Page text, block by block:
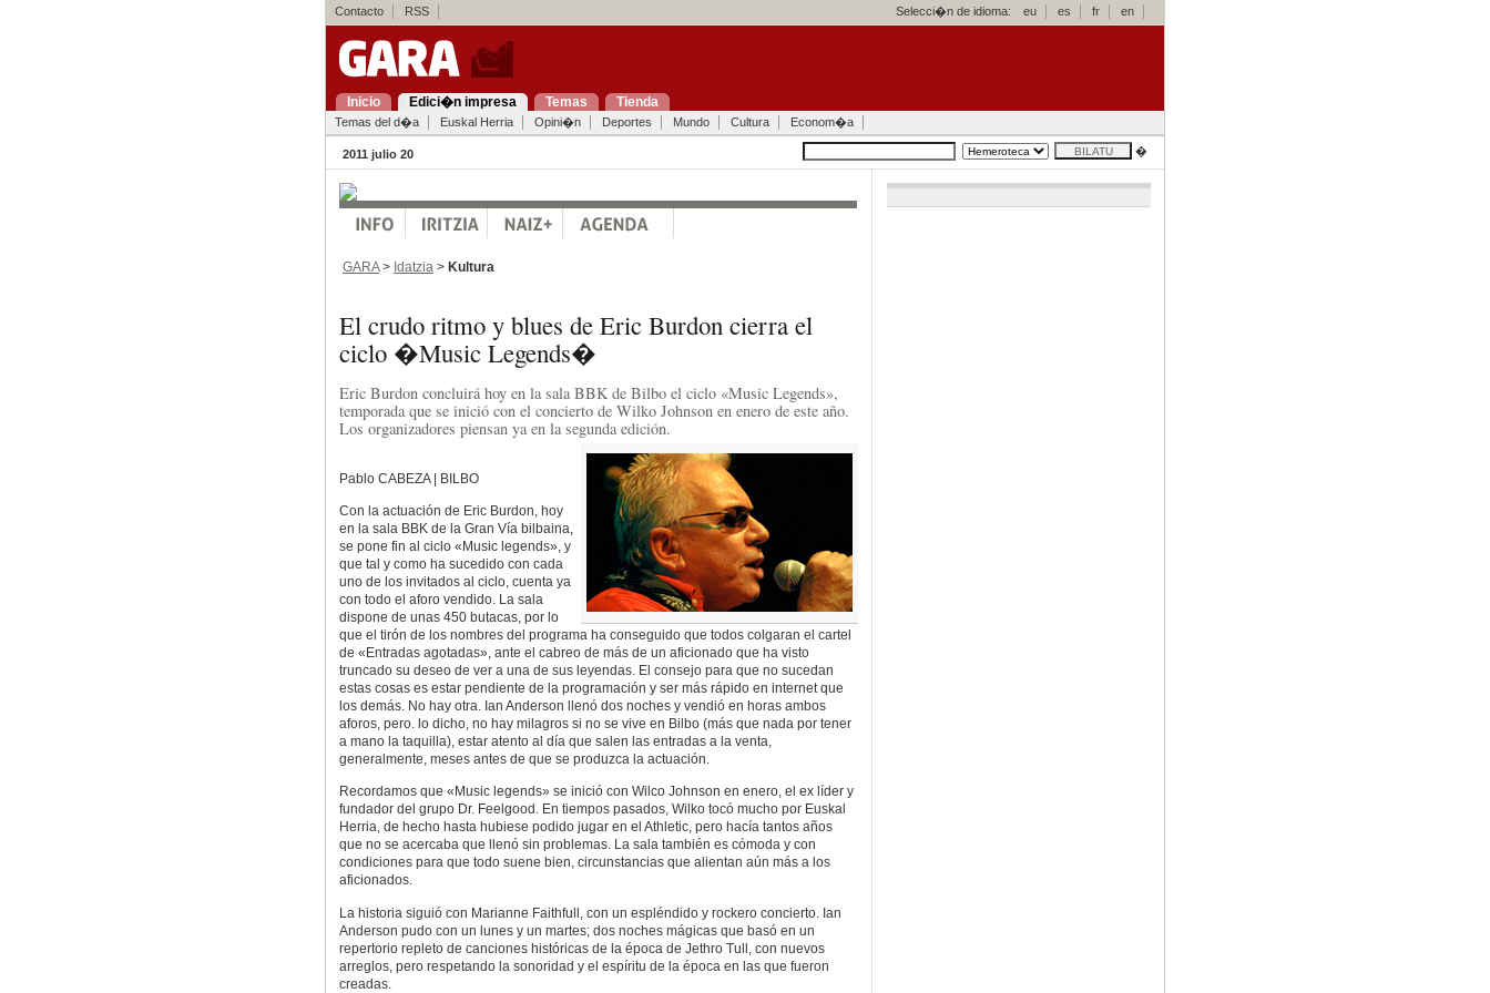
Contacto RSS Selecci�n de idioma: eu es fr en
Inicio Edici�n impresa Temas Tienda
Temas del d�a Euskal Herria Opini�n Deportes Mundo Cultura Econom�a
2011 julio 20 �
GARA> Idatzia > Kultura
El crudo ritmo y blues de Eric Burdon cierra el
ciclo �Music Legends�
Eric Burdon concluirá hoy en la sala BBK de Bilbo el ciclo «Music Legends»,
temporada que se inició con el concierto de Wilko Johnson en enero de este año.
Los organizadores piensan ya en la segunda edición.
Pablo CABEZA | BILBO
Con la actuación de Eric Burdon, hoy
en la sala BBK de la Gran Vía bilbaina,
se pone fin al ciclo «Music legends», y
que tal y como ha sucedido con cada
uno de los invitados al ciclo, cuenta ya
con todo el aforo vendido. La sala
dispone de unas 450 butacas, por lo
que el tirón de los nombres del programa ha conseguido que todos colgaran el cartel
de «Entradas agotadas», ante el cabreo de más de un aficionado que ha visto
truncado su deseo de ver a una de sus leyendas. El consejo para que no sucedan
estas cosas es estar pendiente de la programación y ser más rápido en internet que
los demás. No hay otra. Ian Anderson llenó dos noches y vendió en horas ambos
aforos, pero. lo dicho, no hay milagros si no se vive en Bilbo (más que nada por tener
a mano la taquilla), estar atento al día que salen las entradas a la venta,
generalmente, meses antes de que se produzca la actuación.
Recordamos que «Music legends» se inició con Wilco Johnson en enero, el ex líder y
fundador del grupo Dr. Feelgood. En tiempos pasados, Wilko tocó mucho por Euskal
Herria, de hecho hasta hubiese podido jugar en el Athletic, pero hacía tantos años
que no se acercaba que llenó sin problemas. La sala también es cómoda y con
condiciones para que todo suene bien, circunstancias que alientan aún más a los
aficionados.
La historia siguió con Marianne Faithfull, con un espléndido y rockero concierto. Ian
Anderson pudo con un lunes y un martes; dos noches mágicas que basó en un
repertorio repleto de canciones históricas de la época de Jethro Tull, con nuevos
arreglos, pero respetando la sonoridad y el espíritu de la época en las que fueron
creadas.